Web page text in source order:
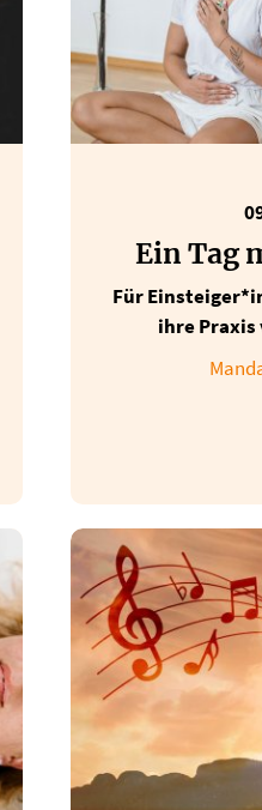
Ein Tag
Für
ihre